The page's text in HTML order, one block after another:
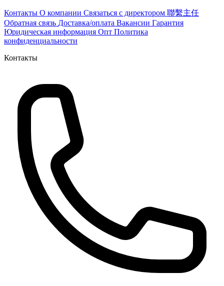
Контакты О компании Связаться с директором 聯繫主任
Обратная связь Доставка/оплата Вакансии Гарантия
Юридическая информация Опт Политика
конфиденциальности
Контакты